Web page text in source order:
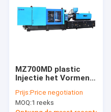
MZ700MD plastic
Injectie het Vormen
Produceren
Lichtgewicht van
Prijs:Price negotiation
MOQ:1 reeks